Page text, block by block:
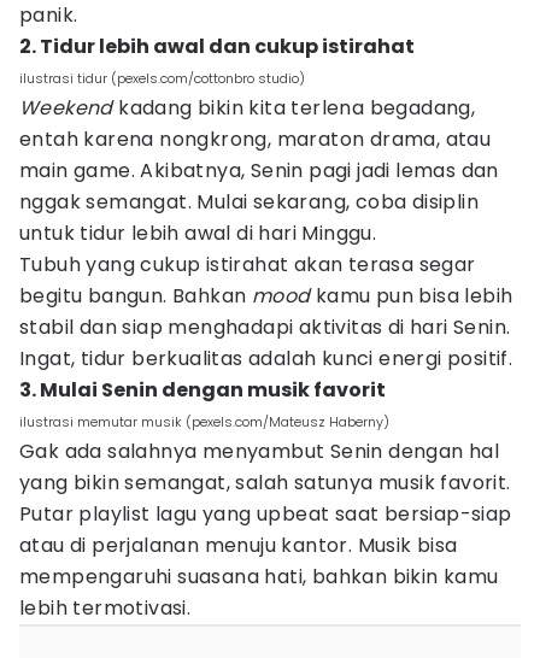
panik.
2. Tidur lebih awal dan cukup istirahat
ilustrasi tidur (pexels.com/cottonbro studio)
Weekendkadang bikin kita terlena begadang,
entah karena nongkrong, maraton drama, atau
main game. Akibatnya, Senin pagi jadi lemas dan
nggak semangat. Mulai sekarang, coba disiplin
untuk tidur lebih awal di hari Minggu.
Tubuh yang cukup istirahat akan terasa segar
begitu bangun. Bahkan moodkamu pun bisa lebih
stabil dan siap menghadapi aktivitas di hari Senin.
Ingat, tidur berkualitas adalah kunci energi positif.
3. Mulai Senin dengan musik favorit
ilustrasi memutar musik (pexels.com/Mateusz Haberny)
Gak ada salahnya menyambut Senin dengan hal
yang bikin semangat, salah satunya musik favorit.
Putar playlist lagu yang upbeat saat bersiap-siap
atau di perjalanan menuju kantor. Musik bisa
mempengaruhi suasana hati, bahkan bikin kamu
lebih termotivasi.